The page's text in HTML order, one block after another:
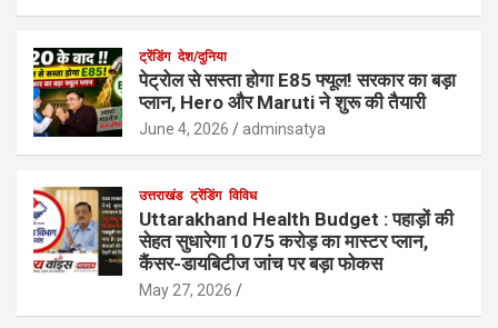
ट्रेंडिंग देश/दुनिया
पेट्रोल से सस्ता होगा E85 फ्यूल! सरकार का बड़ा
प्लान, Hero और Maruti ने शुरू की तैयारी
June 4, 2026 adminsatya
उत्तराखंड ट्रेंडिंग विविध
Uttarakhand Health Budget : पहाड़ों की
सेहत सुधारेगा 1075 करोड़ का मास्टर प्लान,
कैंसर-डायबिटीज जांच पर बड़ा फोकस
May 27, 2026